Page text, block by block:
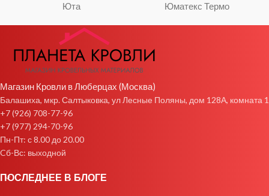
Юта Юматекс Термо
Магазин Кровли в Люберцах (Москва)
Балашиха, мкр. Салтыковка, ул Лесные Поляны, дом 128А, комната 1
+7 (926) 708-77-96
+7 (977) 294-70-96
Пн-Пт: с 8.00 до 20.00
Cб-Вс: выходной
ПОСЛЕДНЕЕ В БЛОГЕ